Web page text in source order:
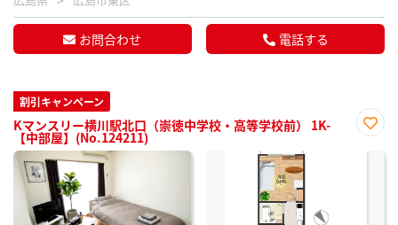
お問合わせ 電話する
割引キャンペーン
Kマンスリー横川駅北口（崇徳中学校・高等学校前） 1K-
【中部屋】(No.124211)
に入